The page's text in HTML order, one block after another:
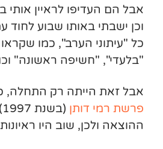
אבל הם העדיפו לראיין אותי
וכן ישבתי באותו שבוע
כל "עיתוני הערב", כמו
"בלעדי", "חשיפה ראשונה"
אבל זאת הייתה רק התחלה, כי
פרשת רמי דותן (בשנת 1997) ו-
ההוצאה ולכן, שוב היו ראיונות איתי ב-"7 ימים", במקומונים ובעיתונים אחרים, בקול